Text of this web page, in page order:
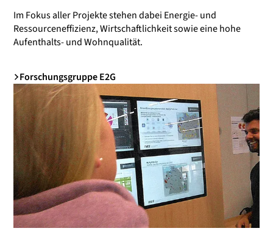
Im Fokus aller Projekte stehen dabei Energie- und
Ressourceneffizienz, Wirtschaftlichkeit sowie eine hohe
Aufenthalts- und Wohnqualität.
Forschungsgruppe E2G